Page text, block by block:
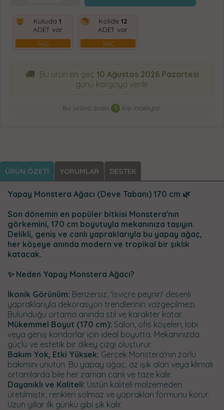
Kutuda 1
ADET var
Seç
Kolide 12
ADET var
Seç
Bu ürün en geç 10 Ağustos 2026 Pazartesi
günü kargoya verilir
Bu ürünü şuan 1 kişi inceliyor.
ÜRÜN ÖZETİ YORUMLAR DESTEK
Yapay Monstera Ağacı (Deve Tabanı) 170 cm 🌿
Son dönemin en popüler bitkisi Monstera'nın
görkemini, 170 cm boyutuyla mekanınıza taşıyın.
Delikli, geniş ve canlı yapraklarıyla bu yapay ağaç,
her köşeye anında modern ve tropikal bir şıklık
katacak.
✨ Neden Yapay Monstera Ağacı?
İkonik Görünüm: Benzersiz, 'İsviçre peyniri' desenli
yapraklarıyla dekorasyon trendlerinin vazgeçilmezi.
Bulunduğu ortama anında stil ve karakter katar.
Mükemmel Boyut (170 cm): Salon, ofis köşeleri, lobi
veya geniş koridorlar için ideal boyutta. Mekanınızda
güçlü ve estetik bir dikey çizgi oluşturur.
Bakım Yok, Etki Yüksek: Gerçek Monstera'nın zorlu
bakımını unutun. Bu yapay ağaç, az ışık alan veya klimalı
ortamlarda bile her zaman canlı ve taze kalır.
Dayanıklı ve Kaliteli: Üstün kaliteli malzemeden
üretilmiştir, renkleri solmaz ve yaprakları formunu korur.
Uzun yıllar ilk günkü gibi şık kalır.